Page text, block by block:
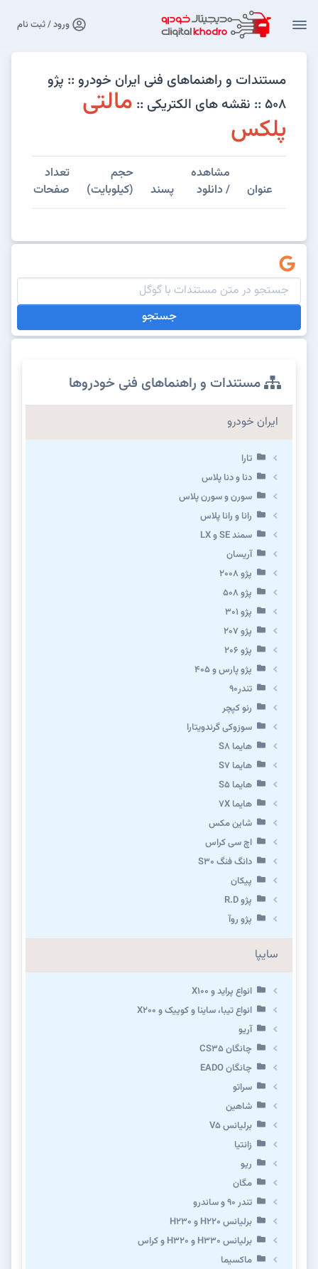
ورود / ثبت نام
مستندات و راهنماهای فنی ایران خودرو :: پژو
۵۰۸ :: نقشه های الکتریکی ::
مالتی
پلکس
عنوان
مشاهده
/ دانلود
پسند
حجم
(کیلوبایت)
تعداد
صفحات
جستجو
مستندات و راهنماهای فنی خودروها
ایران خودرو
تارا
دنا و دنا پلاس
سورن و سورن پلاس
رانا و رانا پلاس
سمند SE و LX
آریسان
پژو ۲۰۰۸
پژو ۵۰۸
پژو 301
پژو ۲۰۷
پژو ۲۰۶
پژو پارس و ۴۰۵
تندر۹۰
رنو کپچر
سوزوکی گرندویتارا
هایما S8
هایما S7
هایما S5
هایما 7X
شاین مکس
اچ سی کراس
دانگ فنگ S30
پیکان
پژو R.D
پژو روآ
سایپا
انواع پراید و X100
انواع تیبا، ساینا و کوییک و X200
آریو
چانگان CS35
چانگان EADO
سراتو
شاهین
برلیانس V5
زانتیا
ریو
مگان
تندر ۹۰ و ساندرو
برلیانس H220 و H230
برلیانس H330 و H320 و کراس
ماکسیما